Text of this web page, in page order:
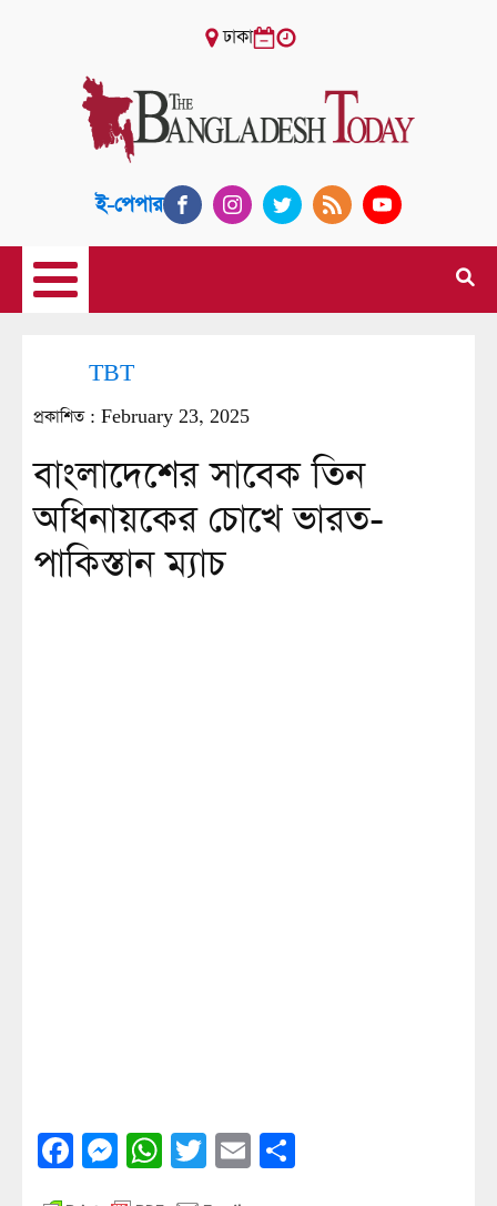
ঢাকা
ই-পেপার
TBT
প্রকাশিত : February 23, 2025
বাংলাদেশের সাবেক তিন
অধিনায়কের চোখে ভারত-
পাকিস্তান ম্যাচ
Facebook
Messenger
WhatsApp
Twitter
Email